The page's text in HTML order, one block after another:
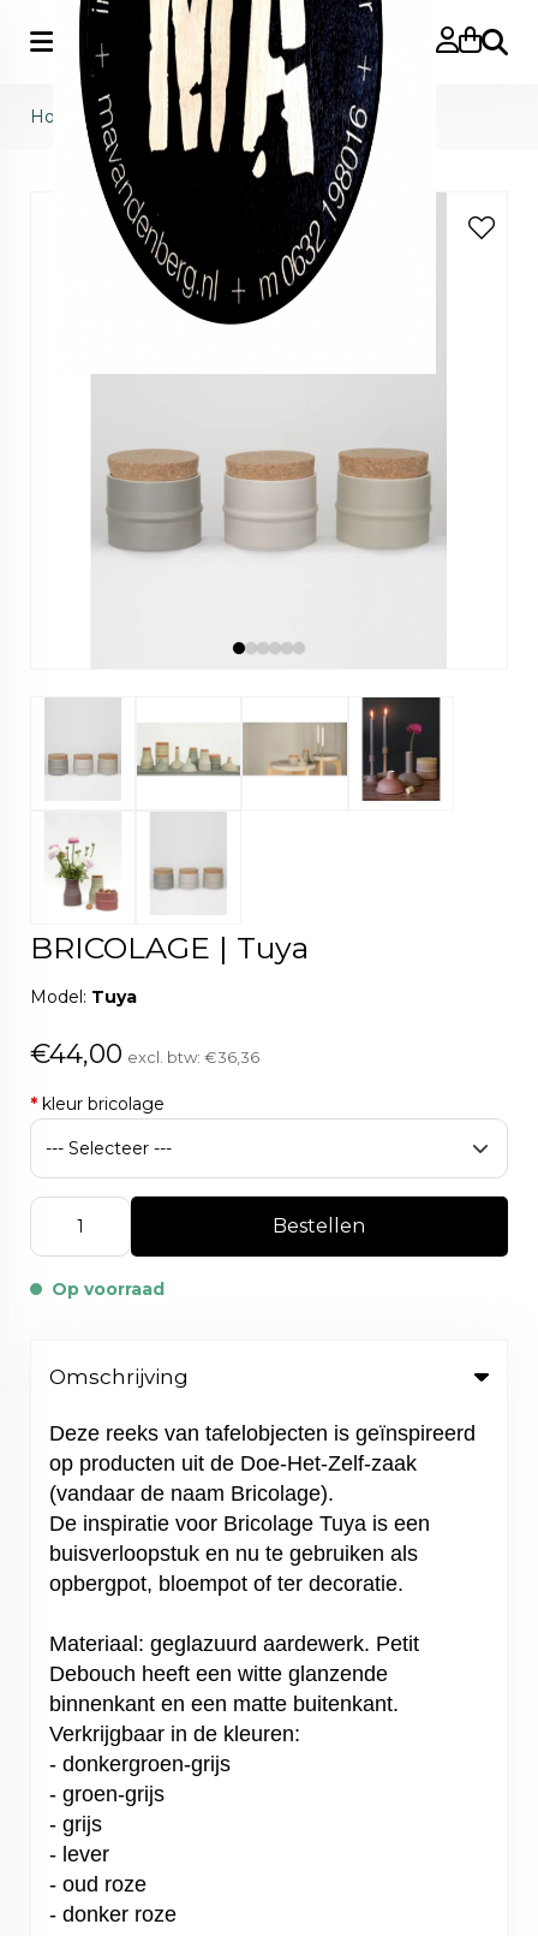
Home>BRICOLAGE | Tuya
BRICOLAGE | Tuya
Model: Tuya
€44,00 excl. btw: €36,36
* kleur bricolage
Bestellen
Op voorraad
Omschrijving
Deze reeks van tafelobjecten is geïnspireerd
op producten uit de Doe-Het-Zelf-zaak
(vandaar de naam Bricolage).
De inspiratie voor Bricolage Tuya is een
buisverloopstuk en nu te gebruiken als
opbergpot, bloempot of ter decoratie.
Materiaal: geglazuurd aardewerk. Petit
Debouch heeft een witte glanzende
binnenkant en een matte buitenkant.
Verkrijgbaar in de kleuren:
- donkergroen-grijs
- groen-grijs
- grijs
- lever
- oud roze
- donker roze